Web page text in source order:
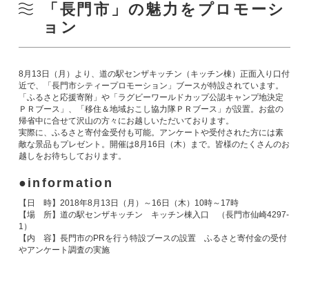
「長門市」の魅力をプロモーシ
ョン
8月13日（月）より、道の駅センザキッチン（キッチン棟）正面入り口付
近で、「長門市シティープロモーション」ブースが特設されています。
「ふるさと応援寄附」や「ラグビーワールドカップ公認キャンプ地決定
ＰＲブース」、「移住＆地域おこし協力隊ＰＲブース」が設置。お盆の
帰省中に合せて沢山の方々にお越しいただいております。
実際に、ふるさと寄付金受付も可能。アンケートや受付された方には素
敵な景品もプレゼント。開催は8月16日（木）まで。皆様のたくさんのお
越しをお待ちしております。
information
【日 時】2018年8月13日（月）～16日（木）10時～17時
【場 所】道の駅センザキッチン キッチン棟入口 （長門市仙崎4297-
1）
【内 容】長門市のPRを行う特設ブースの設置 ふるさと寄付金の受付
やアンケート調査の実施